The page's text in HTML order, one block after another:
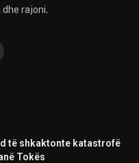
dhe rajoni.
të shkaktonte katastrofë
Tokës